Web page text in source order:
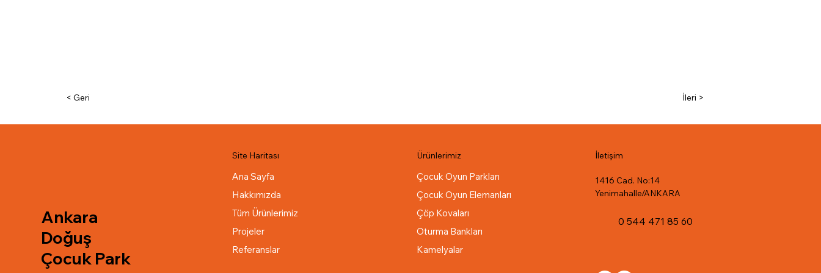
İleri >
< Geri
Ankara
Doğuş
Çocuk Park
Ürünlerimiz
Çocuk Oyun Parkları
Çocuk Oyun Elemanları
Çöp Kovaları
Oturma Bankları
Kamelyalar
Site Haritası
Ana Sayfa
Hakkımızda
Tüm Ürünlerimiz
Projeler
Referanslar
İletişim
1416 Cad. No:14
Yenimahalle/ANKARA
0 544 471 85 60